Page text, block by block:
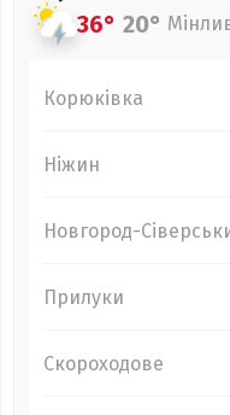
36° 20°
Корюківка
Ніжин
Новгород-
Прилуки
Скороходове